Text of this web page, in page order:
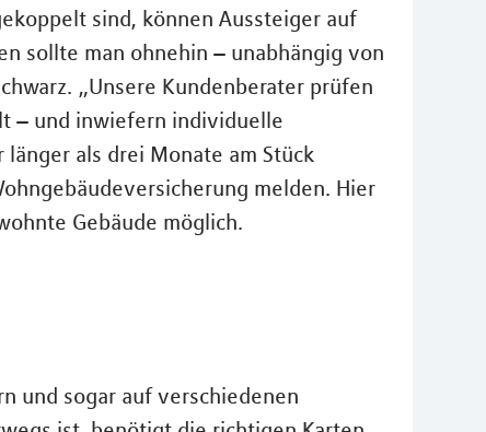
sind, können Aussteiger auf
sollte man ohnehin – unabhängig von
„Unsere Kundenberater prüfen
– und inwiefern individuelle
als drei Monate am Stück
melden. Hier
Gebäude möglich.
und sogar auf verschiedenen